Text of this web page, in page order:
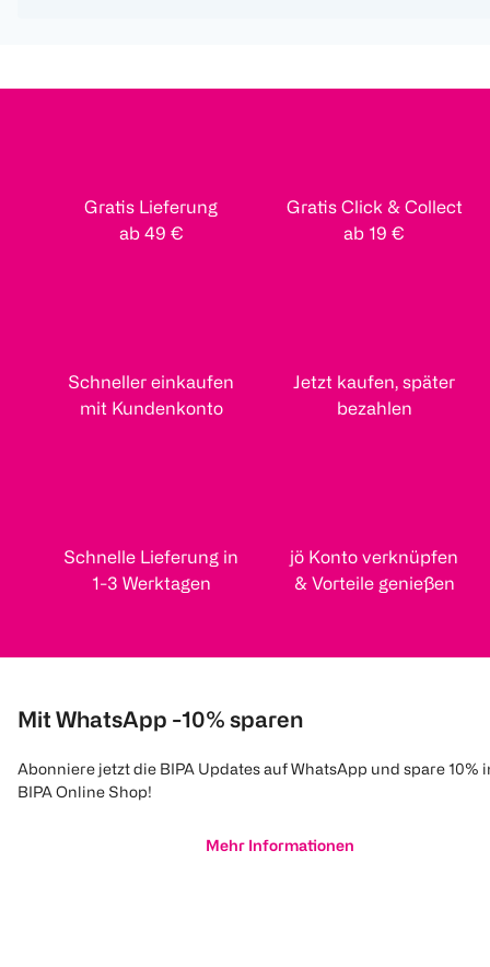
Gratis Lieferung
ab 49 €
Gratis Click & Collect
ab 19 €
Schneller einkaufen
mit Kundenkonto
Jetzt kaufen, später
bezahlen
Schnelle Lieferung in
1-3 Werktagen
jö Konto verknüpfen
& Vorteile genießen
Mit WhatsApp -10% sparen
Abonniere jetzt die BIPA Updates auf WhatsApp und spare 10%
BIPA Online Shop!
Mehr Informationen